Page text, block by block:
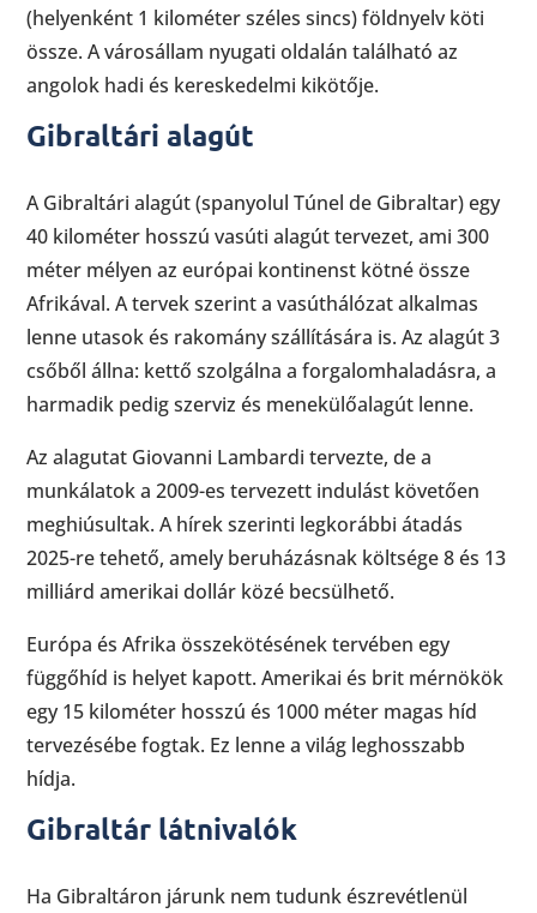
(helyenként 1 kilométer széles sincs) földnyelv köti
össze. A városállam nyugati oldalán található az
angolok hadi és kereskedelmi kikötője.
Gibraltári alagút
A Gibraltári alagút (spanyolul Túnel de Gibraltar) egy
40 kilométer hosszú vasúti alagút tervezet, ami 300
méter mélyen az európai kontinenst kötné össze
Afrikával. A tervek szerint a vasúthálózat alkalmas
lenne utasok és rakomány szállítására is. Az alagút 3
csőből állna: kettő szolgálna a forgalomhaladásra, a
harmadik pedig szerviz és menekülőalagút lenne.
Az alagutat Giovanni Lambardi tervezte, de a
munkálatok a 2009-es tervezett indulást követően
meghiúsultak. A hírek szerinti legkorábbi átadás
2025-re tehető, amely beruházásnak költsége 8 és 13
milliárd amerikai dollár közé becsülhető.
Európa és Afrika összekötésének tervében egy
függőhíd is helyet kapott. Amerikai és brit mérnökök
egy 15 kilométer hosszú és 1000 méter magas híd
tervezésébe fogtak. Ez lenne a világ leghosszabb
hídja.
Gibraltár látnivalók
Ha Gibraltáron járunk nem tudunk észrevétlenül